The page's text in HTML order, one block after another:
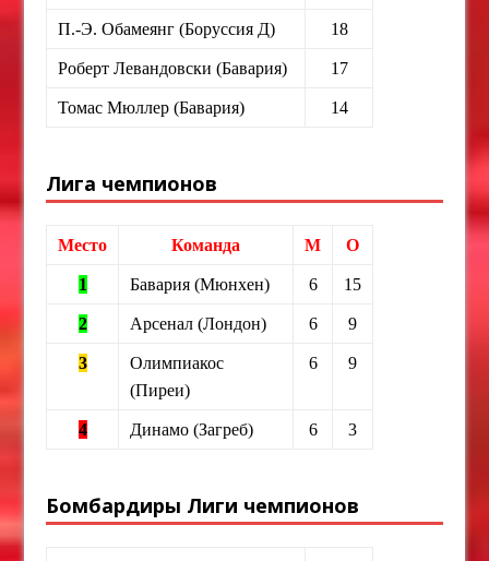
П.-Э. Обамеянг (Боруссия Д) 18
Роберт Левандовски (Бавария) 17
Томас Мюллер (Бавария) 14
Лига чемпионов
Место Команда М О
1 Бавария (Мюнхен) 6 15
2 Арсенал (Лондон) 6 9
3
Олимпиакос
(Пиреи)
6 9
4 Динамо (Загреб) 6 3
Бомбардиры Лиги чемпионов